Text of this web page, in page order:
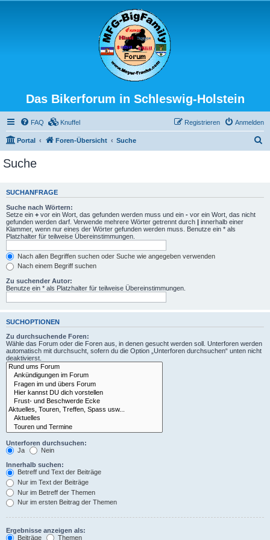
Das Bikerforum in Schleswig-Holstein
FAQ Knuffel Anmelden
Registrieren
Portal Foren-Übersicht Suche
e
Suche
SUCHANFRAGE
Suche nach Wörtern:
Setze ein + vor ein Wort, das gefunden werden muss und ein - vor ein Wort, das nicht
gefunden werden darf. Verwende mehrere Wörter getrennt durch | innerhalb einer
Klammer, wenn nur eines der Wörter gefunden werden muss. Benutze ein * als
Platzhalter für teilweise Übereinstimmungen.
Nach allen Begriffen suchen oder Suche wie angegeben verwenden
Nach einem Begriff suchen
Zu suchender Autor:
Benutze ein * als Platzhalter für teilweise Übereinstimmungen.
SUCHOPTIONEN
Zu durchsuchende Foren:
Wähle das Forum oder die Foren aus, in denen gesucht werden soll. Unterforen werden
automatisch mit durchsucht, sofern du die Option „Unterforen durchsuchen“ unten nicht
deaktivierst.
Unterforen durchsuchen:
Ja
Nein
Innerhalb suchen:
Betreff und Text der Beiträge
Nur im Text der Beiträge
Nur im Betreff der Themen
Nur im ersten Beitrag der Themen
Ergebnisse anzeigen als:
Beiträge
Themen